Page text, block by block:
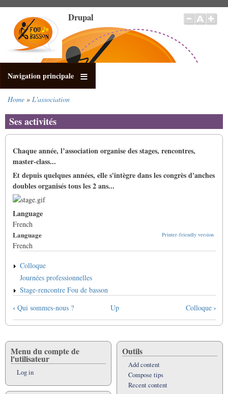
main
content
Drupal
Navigation principale
Home L'association
Ses activités
Chaque année, l’association organise des stages, rencontres,
master-class...
Et depuis quelques années, elle s'intègre dans les congrès d'anches
doubles organisés tous les 2 ans...
Language
French
Printer-friendly version
Language
French
Colloque
Journées professionnelles
Stage-rencontre Fou de basson
Book
traversal
links
for
Ses
activités
‹ Qui sommes-nous ? Up Colloque ›
Menu du compte de
l'utilisateur
Log in
Outils
Add content
Compose tips
Recent content